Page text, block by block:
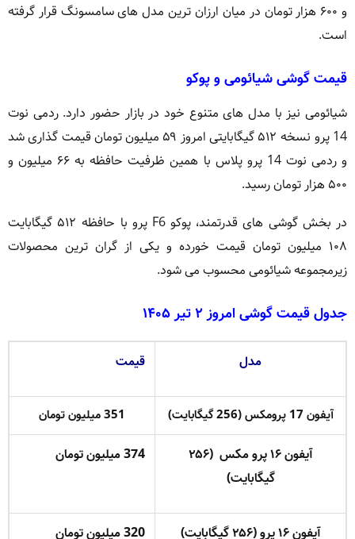
و ۶۰۰ هزار تومان در میان ارزان ترین مدل های سامسونگ قرار گرفته
است.
قیمت گوشی شیائومی و پوکو
شیائومی نیز با مدل های متنوع خود در بازار حضور دارد. ردمی نوت
14 پرو نسخه ۵۱۲ گیگابایتی امروز ۵۹ میلیون تومان قیمت گذاری شد
و ردمی نوت 14 پرو پلاس با همین ظرفیت حافظه به ۶۶ میلیون و
۵۰۰ هزار تومان رسید.
در بخش گوشی های قدرتمند، پوکو F6 پرو با حافظه ۵۱۲ گیگابایت
۱۰۸ میلیون تومان قیمت خورده و یکی از گران ترین محصولات
زیرمجموعه شیائومی محسوب می شود.
جدول قیمت گوشی امروز ۲ تیر ۱۴۰۵
مدل قیمت
آیفون 17 پرومکس (256 گیگابایت) 351 میلیون تومان
آیفون ۱۶ پرو مکس (۲۵۶
گیگابایت)
374 میلیون تومان
آیفون ۱۶ پرو (۲۵۶ گیگابایت) 320 میلیون تومان